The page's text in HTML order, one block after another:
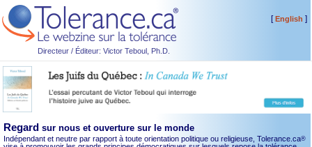
Directeur / Éditeur: Victor Teboul, Ph.D.
[English ]
Regard sur nous et ouverture sur le monde
Indépendant et neutre par rapport à toute orientation politique ou religieuse, Tolerance.ca®